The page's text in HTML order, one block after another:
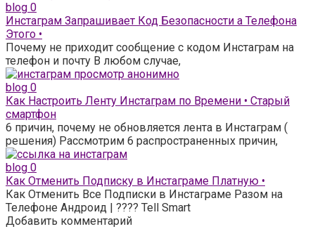
blog 0
Инстаграм Запрашивает Код Безопасности а Телефона
Этого •
Почему не приходит сообщение с кодом Инстаграм на
телефон и почту В любом случае,
blog 0
Как Настроить Ленту Инстаграм по Времени • Старый
смартфон
6 причин, почему не обновляется лента в Инстаграм (
решения) Рассмотрим 6 распространенных причин,
blog 0
Как Отменить Подписку в Инстаграме Платную •
Как Отменить Все Подписки в Инстаграме Разом на
Телефоне Андроид | ???? Tell Smart
Добавить комментарий